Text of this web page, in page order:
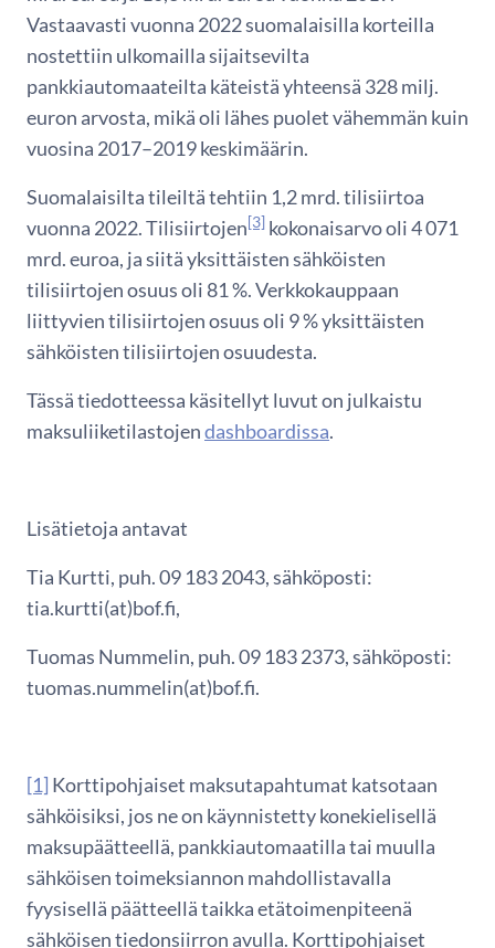
Vastaavasti vuonna 2022 suomalaisilla korteilla
nostettiin ulkomailla sijaitsevilta
pankkiautomaateilta käteistä yhteensä 328 milj.
euron arvosta, mikä oli lähes puolet vähemmän kuin
vuosina 2017–2019 keskimäärin.
Suomalaisilta tileiltä tehtiin 1,2 mrd. tilisiirtoa
vuonna 2022. Tilisiirtojen[3] kokonaisarvo oli 4 071
mrd. euroa, ja siitä yksittäisten sähköisten
tilisiirtojen osuus oli 81 %. Verkkokauppaan
liittyvien tilisiirtojen osuus oli 9 % yksittäisten
sähköisten tilisiirtojen osuudesta.
Tässä tiedotteessa käsitellyt luvut on julkaistu
maksuliiketilastojendashboardissa.
Lisätietoja antavat
Tia Kurtti, puh. 09 183 2043, sähköposti:
tia.kurtti(at)bof.fi,
Tuomas Nummelin, puh. 09 183 2373, sähköposti:
tuomas.nummelin(at)bof.fi.
[1] Korttipohjaiset maksutapahtumat katsotaan
sähköisiksi, jos ne on käynnistetty konekielisellä
maksupäätteellä, pankkiautomaatilla tai muulla
sähköisen toimeksiannon mahdollistavalla
fyysisellä päätteellä taikka etätoimenpiteenä
sähköisen tiedonsiirron avulla. Korttipohjaiset